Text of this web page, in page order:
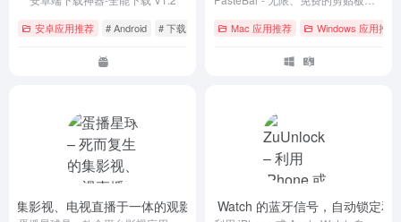
安卓应用推荐 # Android # 下载 # 传输 Mac 应用推荐 Windows 应用推荐
集影视、电视直播于一体的观影平台 APP- danbo_1207
ZuUnlock – 利用 iPhone 或 Apple Watch 的蓝牙信号，自动锁定和